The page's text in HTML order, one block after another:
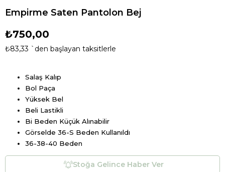
Empirme Saten Pantolon Bej
₺750,00
₺83,33 `den başlayan taksitlerle
Salaş Kalıp
Bol Paça
Yüksek Bel
Beli Lastikli
Bi Beden Küçük Alınabilir
Görselde 36-S Beden Kullanıldı
36-38-40 Beden
Stoğa Gelince Haber Ver